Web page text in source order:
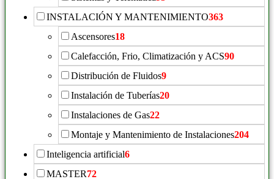
INSTALACIÓN Y MANTENIMIENTO363
Ascensores18
Calefacción, Frio, Climatización y ACS90
Distribución de Fluidos9
Instalación de Tuberías20
Instalaciones de Gas22
Montaje y Mantenimiento de Instalaciones204
Inteligencia artificial6
MASTER72